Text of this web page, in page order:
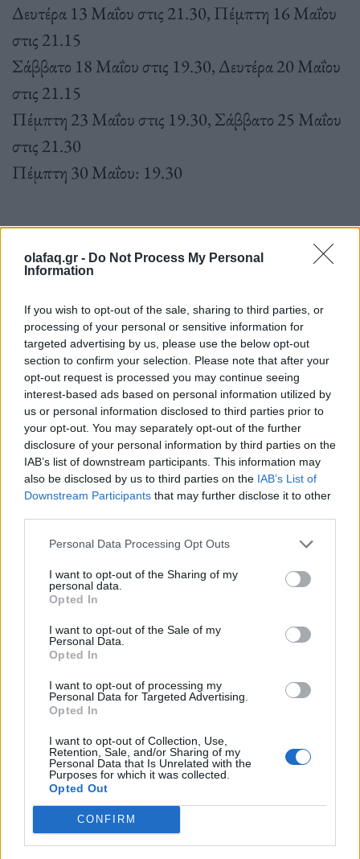
olafaq.gr - Do Not Process My Personal
Information
If you wish to opt-out of the sale, sharing to third parties, or
processing of your personal or sensitive information for
targeted advertising by us, please use the below opt-out
section to confirm your selection. Please note that after your
opt-out request is processed you may continue seeing
interest-based ads based on personal information utilized by
us or personal information disclosed to third parties prior to
your opt-out. You may separately opt-out of the further
disclosure of your personal information by third parties on the
IAB’s list of downstream participants. This information may
also be disclosed by us to third parties on the IAB’s List of
Downstream Participants that may further disclose it to other
Personal Data Processing Opt Outs
I want to opt-out of the Sharing of my
personal data.
Opted In
I want to opt-out of the Sale of my
Personal Data.
Opted In
I want to opt-out of processing my
Personal Data for Targeted Advertising.
Opted In
I want to opt-out of Collection, Use,
Retention, Sale, and/or Sharing of my
Personal Data that Is Unrelated with the
Purposes for which it was collected.
Opted Out
CONFIRM
Δευτέρα 13 Μαΐου στις 21.30, Πέμπτη 16 Μαΐου
στις 21.15
Σάββατο 18 Μαΐου στις 19.30, Δευτέρα 20 Μαΐου
στις 21.15
Πέμπτη 23 Μαΐου στις 19.30, Σάββατο 25 Μαΐου
στις 21.30
Πέμπτη 30 Μαΐου: 19.30
Διάρκεια παράστασης: 80’
Πληροφορίες: Τηλ.: 210 5138067
Εισιτήρια: 12€ γενική είσοδος
Ειδική προσφορά:
Ενιαίο εισιτήριο και για τις 4 παραστάσεις -20% * Η
προσφορά ισχύει μόνο για τηλεφωνικές κρατήσεις ή
αγορά από το ταμείο του Θεάτρου.
Ηλεκτρονική Προπώληση: More.com
https://www.more.com/theater/festival/mpizzzzz-
off-off-athens/encore/